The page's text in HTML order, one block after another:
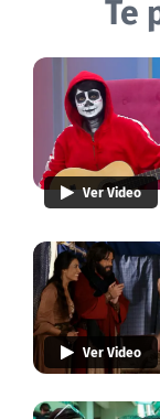
Te
Ver Video
Ver Video